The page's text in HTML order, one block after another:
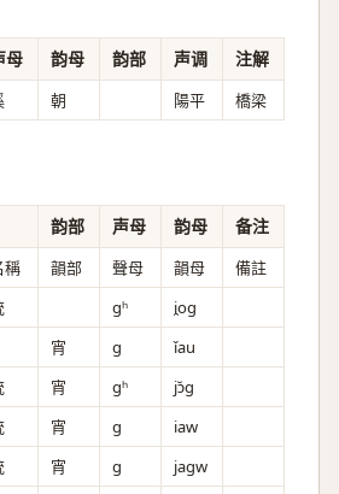
母 韵母 韵部 声调 注解
朝 陽平 橋梁
韵部 声母 韵母 备注
稱 韻部 聲母 韻母
備註
ɡʰ
i̯oɡ
宵 g
ǐau
宵 ɡʰ
jɔ̆ɡ
宵 ɡ
iaw
宵 g
jagw